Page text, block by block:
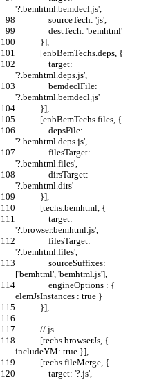
'?.bemhtml.bemdecl.js',
                sourceTech: 'js',
                destTech: 'bemhtml'
            }],
            [enbBemTechs.deps, {
'?.bemhtml.deps.js',
'?.bemhtml.bemdecl.js'
            }],
            [enbBemTechs.files, {
'?.bemhtml.deps.js',
'?.bemhtml.files',
'?.bemhtml.dirs'
            }],
            [techs.bemhtml, {
'?.browser.bemhtml.js',
'?.bemhtml.files',
['bemhtml', 'bemhtml.js'],
elemJsInstances : true }
            }],
            // js
includeYM: true }],
            [techs.fileMerge, {
                target: '?.js',